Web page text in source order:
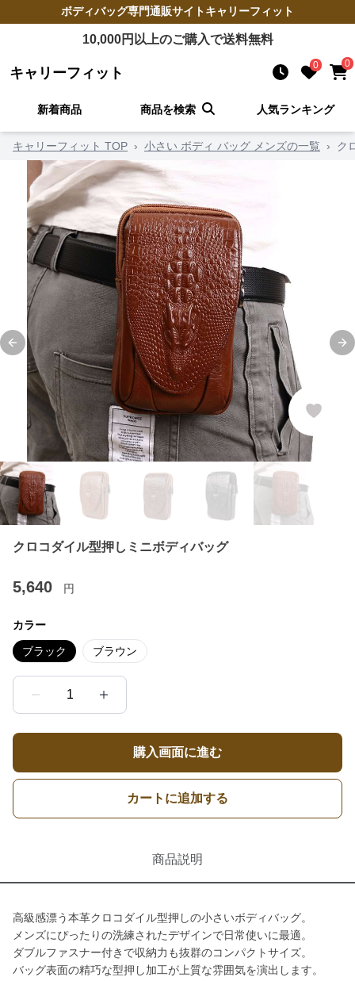
ボディバッグ専門通販サイトキャリーフィット
10,000円以上のご購入で送料無料
キャリーフィット 0 0
新着商品 商品を検索 人気ランキング
キャリーフィット TOP › 小さい ボディ バッグ メンズの一覧 › ク
Previous slide
クロコダイル型押しミニボディバッグ
5,640 円
カラー
ブラック ブラウン
1
購入画面に進む
カートに追加する
商品説明
高級感漂う本革クロコダイル型押しの小さいボディバッグ。
メンズにぴったりの洗練されたデザインで日常使いに最適。
ダブルファスナー付きで収納力も抜群のコンパクトサイズ。
バッグ表面の精巧な型押し加工が上質な雰囲気を演出します。